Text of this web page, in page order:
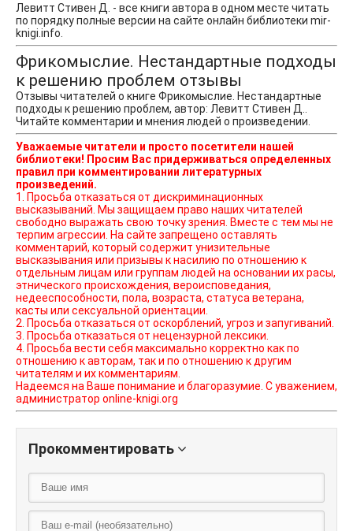
Левитт Стивен Д. - все книги автора в одном месте читать
по порядку полные версии на сайте онлайн библиотеки mir-
knigi.info.
Фрикомыслие. Нестандартные подходы
к решению проблем отзывы
Отзывы читателей о книге Фрикомыслие. Нестандартные
подходы к решению проблем, автор: Левитт Стивен Д..
Читайте комментарии и мнения людей о произведении.
Уважаемые читатели и просто посетители нашей
библиотеки! Просим Вас придерживаться определенных
правил при комментировании литературных
произведений.
1. Просьба отказаться от дискриминационных
высказываний. Мы защищаем право наших читателей
свободно выражать свою точку зрения. Вместе с тем мы не
терпим агрессии. На сайте запрещено оставлять
комментарий, который содержит унизительные
высказывания или призывы к насилию по отношению к
отдельным лицам или группам людей на основании их расы,
этнического происхождения, вероисповедания,
недееспособности, пола, возраста, статуса ветерана,
касты или сексуальной ориентации.
2. Просьба отказаться от оскорблений, угроз и запугиваний.
3. Просьба отказаться от нецензурной лексики.
4. Просьба вести себя максимально корректно как по
отношению к авторам, так и по отношению к другим
читателям и их комментариям.
Надеемся на Ваше понимание и благоразумие. С уважением,
администратор online-knigi.org
Прокомментировать